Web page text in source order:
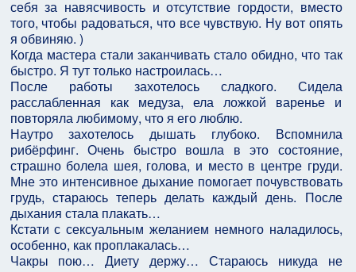
себя за навясчивость и отсутствие гордости, вместо
того, чтобы радоваться, что все чувствую. Ну вот опять
я обвиняю. )
Когда мастера стали заканчивать стало обидно, что так
быстро. Я тут только настроилась…
После работы захотелось сладкого. Сидела
расслабленная как медуза, ела ложкой варенье и
повторяла любимому, что я его люблю.
Наутро захотелось дышать глубоко. Вспомнила
рибёрфинг. Очень быстро вошла в это состояние,
страшно болела шея, голова, и место в центре груди.
Мне это интенсивное дыхание помогает почувствовать
грудь, стараюсь теперь делать каждый день. После
дыхания стала плакать…
Кстати с сексуальным желанием немного наладилось,
особенно, как проплакалась…
Чакры пою… Диету держу… Стараюсь никуда не